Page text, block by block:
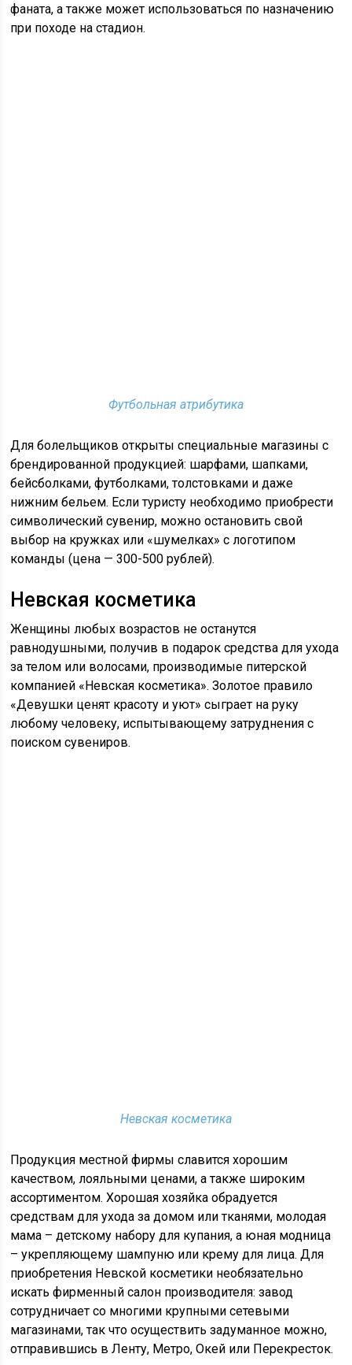
фаната, а также может использоваться по назначению
при походе на стадион.
Футбольная атрибутика
Для болельщиков открыты специальные магазины с
брендированной продукцией: шарфами, шапками,
бейсболками, футболками, толстовками и даже
нижним бельем. Если туристу необходимо приобрести
символический сувенир, можно остановить свой
выбор на кружках или «шумелках» с логотипом
команды (цена — 300-500 рублей).
Невская косметика
Женщины любых возрастов не останутся
равнодушными, получив в подарок средства для ухода
за телом или волосами, производимые питерской
компанией «Невская косметика». Золотое правило
«Девушки ценят красоту и уют» сыграет на руку
любому человеку, испытывающему затруднения с
поиском сувениров.
Невская косметика
Продукция местной фирмы славится хорошим
качеством, лояльными ценами, а также широким
ассортиментом. Хорошая хозяйка обрадуется
средствам для ухода за домом или тканями, молодая
мама – детскому набору для купания, а юная модница
– укрепляющему шампуню или крему для лица. Для
приобретения Невской косметики необязательно
искать фирменный салон производителя: завод
сотрудничает со многими крупными сетевыми
магазинами, так что осуществить задуманное можно,
отправившись в Ленту, Метро, Окей или Перекресток.